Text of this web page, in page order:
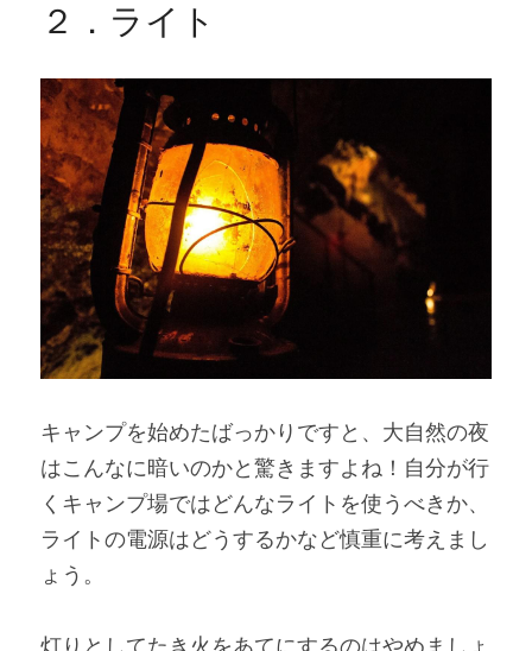
２．ライト
キャンプを始めたばっかりですと、大自然の夜
はこんなに暗いのかと驚きますよね！自分が行
くキャンプ場ではどんなライトを使うべきか、
ライトの電源はどうするかなど慎重に考えまし
ょう。